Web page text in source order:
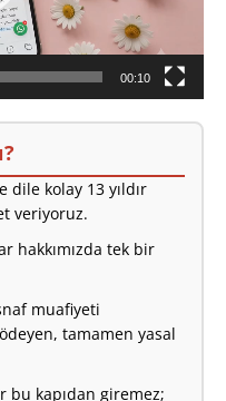
00:10
dile kolay 13 yıldır
veriyoruz.
hakkımızda tek bir
muafiyeti
tamamen yasal
kapıdan giremez;